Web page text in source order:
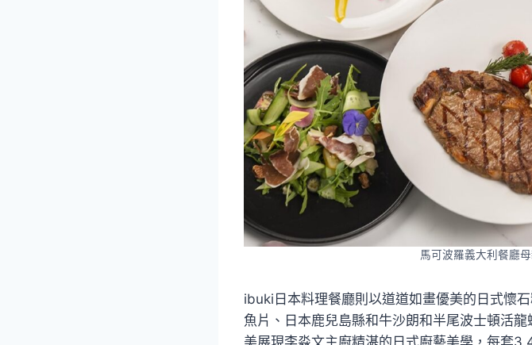
馬可波羅義大利餐廳
ibuki日本料理餐廳則以道道如畫優美的日式懷
魚片、日本鹿兒島縣和牛沙朗和半尾波士頓活